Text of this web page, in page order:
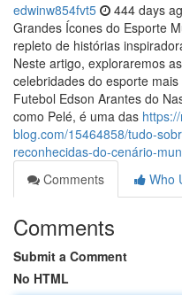
edwinw854fvt5 444 days
Grandes Ícones do Esporte
repleto de histórias
Neste artigo, exploraremos
celebridades do esporte
Futebol Edson Arantes do
como Pelé, é uma das
blog.com/15464858/tudo-
reconhecidas-do-cenário-
Comments
Who
Comments
Submit a Comment
No HTML